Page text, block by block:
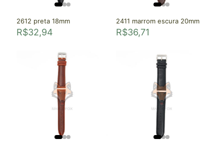
2612 preta 18mm
R$32,94
2411 marrom escura 20mm
R$36,71